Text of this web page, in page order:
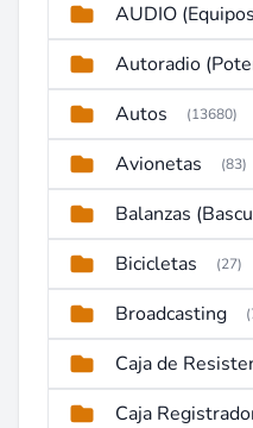
Autos (13680)
Avionetas (83)
Balanzas
Bicicletas (27)
Broadcasting
Caja de